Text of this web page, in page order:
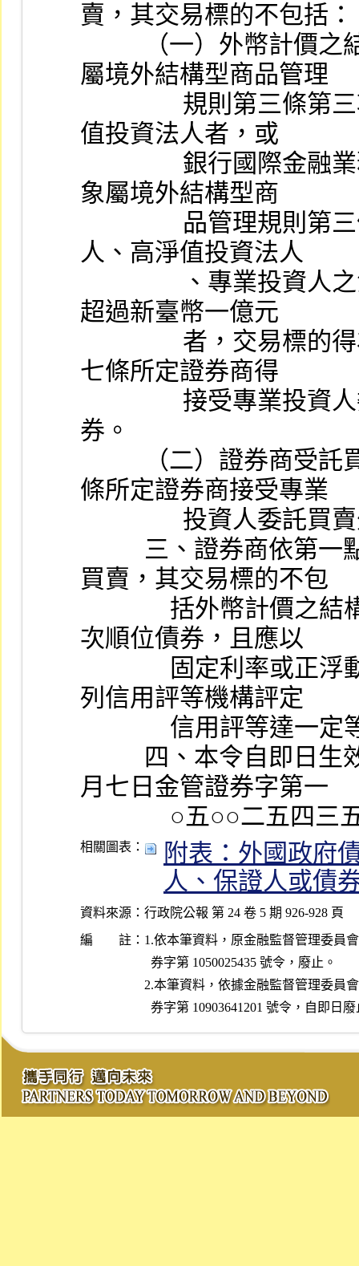
賣，其交易標的不包括：
屬境外結構型商品管理
值投資法人者，或
象屬境外結構型商
人、高淨值投資法人
超過新臺幣一億元
七條所定證券商得
券。
條所定證券商接受專業
投
買賣，其交易標的不包
次順位債券，且應以
列信用評等機構評定
信用評等
月七日金管證券字第一
○五○○
相關圖表：
附表：外國政府
人、保證人或債
資料來源： 行政院公報 第 24 卷 5 期 926-928 頁
編 註： 1.依本筆資料，原金融監督管理委員
2.本筆資料，依據金融監督管理委員
券字第 10903641201 號令，自即日